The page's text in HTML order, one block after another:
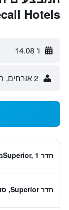
Hotels
ו' 14.08
2 אורחים, חדר 1
חדר Superior, 1מיטה זוגית
חדר Superior, סוג המיטה לא ידוע